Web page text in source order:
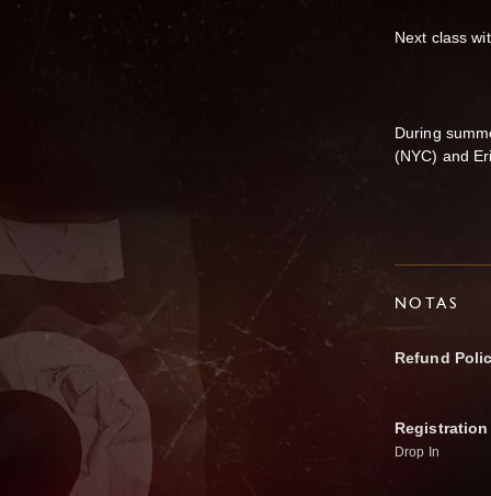
Next class
During
(NYC) and
NOTAS
Refund
Drop In